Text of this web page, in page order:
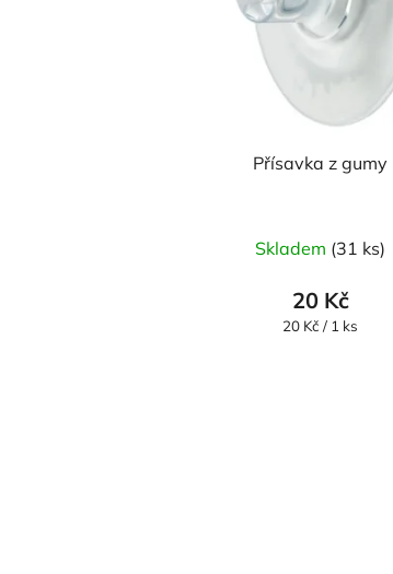
Přísavka z gumy
hodnocení
produktu
je
Skladem (31 ks)
20 Kč
Měrná
20 Kč / 1 ks